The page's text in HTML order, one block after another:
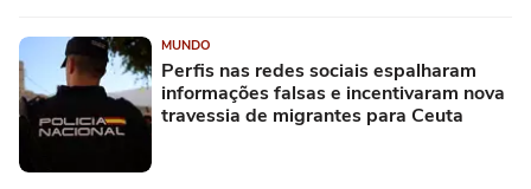
MUNDO
Perfis nas redes sociais espalharam
informações falsas e incentivaram nova
travessia de migrantes para Ceuta